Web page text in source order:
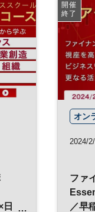
開催
終了
オン
2024/
ファ
／早